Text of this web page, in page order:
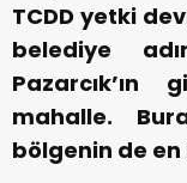
TCDD yetki
belediye
mahalle.
bölgenin de